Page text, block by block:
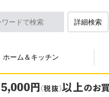
詳細検索
ホーム＆キッチン